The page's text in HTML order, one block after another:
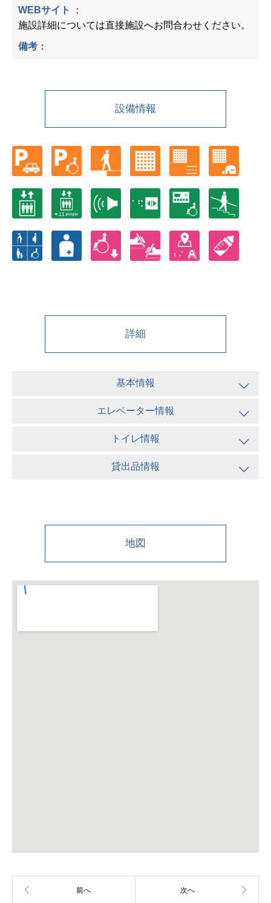
WEBサイト
：
施設詳細については直接施設へお問合わせください。
備考 ：
設備情報
詳細
基本情報
エレベーター情報
トイレ情報
貸出品情報
地図